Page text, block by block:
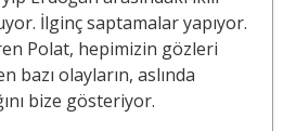
İlginç saptamalar yapıyor.
Polat, hepimizin gözleri
bazı olayların, aslında
bize gösteriyor.